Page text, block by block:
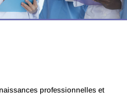
professionnelles et